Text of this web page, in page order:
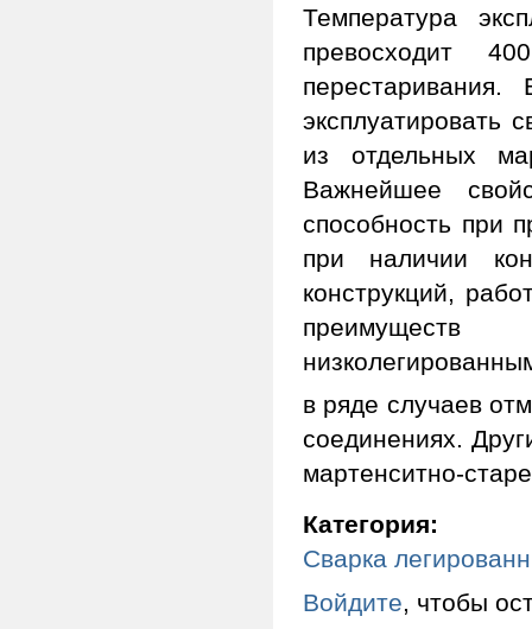
Температура
превосходит
перестаривания.
эксплуатировать
из отдельных
Важнейшее
способность при
при наличии
конструкций,
в ряде случаев
соединениях.
мартенситно-
Категория:
Сварка
Войдите , чтобы